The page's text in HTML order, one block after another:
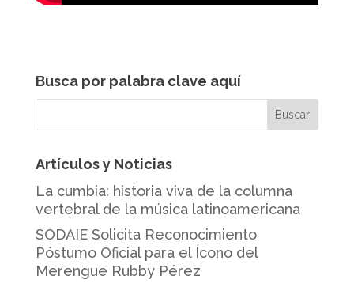
Busca por palabra clave aquí
Artículos y Noticias
La cumbia: historia viva de la columna
vertebral de la música latinoamericana
SODAIE Solicita Reconocimiento
Póstumo Oficial para el Ícono del
Merengue Rubby Pérez